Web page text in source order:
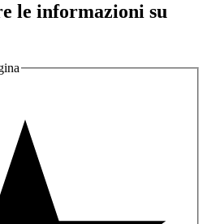
le informazioni su